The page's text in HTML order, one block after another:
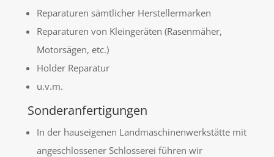
Reparaturen sämtlicher Herstellermarken
Reparaturen von Kleingeräten (Rasenmäher,
Motorsägen, etc.)
Holder Reparatur
u.v.m.
Sonderanfertigungen
In der hauseigenen Landmaschinenwerkstätte mit
angeschlossener Schlosserei führen wir